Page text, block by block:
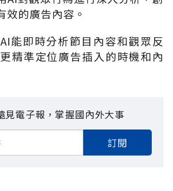
效的廣告內容。
能即時分析節目內容和觀眾反
精準定位廣告插入的時機和內
見電子報，掌握國內外大事
訂閱